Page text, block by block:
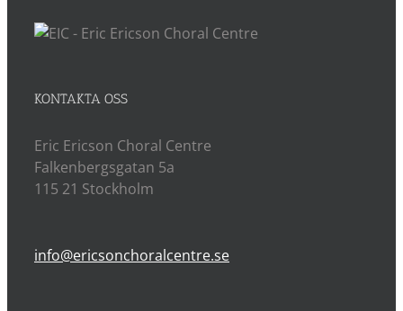
KONTAKTA OSS
Eric Ericson Choral Centre
Falkenbergsgatan 5a
115 21 Stockholm
info@ericsonchoralcentre.se